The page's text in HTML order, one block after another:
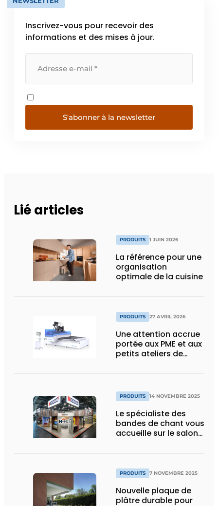
Inscrivez-vous pour recevoir des
informations et des mises à jour.
S'abonner à la newsletter
Lié articles
PRODUITS 1 JUIN 2026
La référence pour une
organisation
optimale de la cuisine
PRODUITS 27 AVRIL 2026
Une attention accrue
portée aux PME et aux
petits ateliers de
PRODUITS 14 NOVEMBRE 2025
Le spécialiste des
bandes de chant vous
accueille sur le salon
PRODUITS 7 NOVEMBRE 2025
Nouvelle plaque de
plâtre durable pour